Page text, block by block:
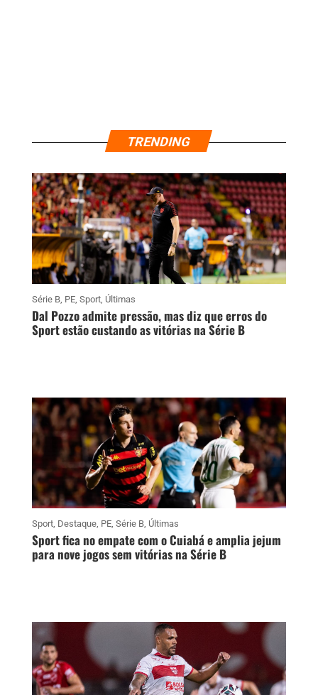
TRENDING
Série B, PE, Sport, Últimas
Dal Pozzo admite pressão, mas diz que erros do
Sport estão custando as vitórias na Série B
Sport, Destaque, PE, Série B, Últimas
Sport fica no empate com o Cuiabá e amplia jejum
para nove jogos sem vitórias na Série B